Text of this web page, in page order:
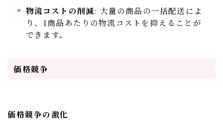
物流コストの削減: 大量の商品の一括配送によ
り、1商品あたりの物流コストを抑えることが
できます。
価格競争
価格競争の激化